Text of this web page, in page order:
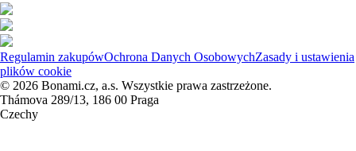
Regulamin zakupówOchrona Danych OsobowychZasady i ustawienia
plików cookie
© 2026 Bonami.cz, a.s. Wszystkie prawa zastrzeżone.
Thámova 289/13, 186 00 Praga
Czechy